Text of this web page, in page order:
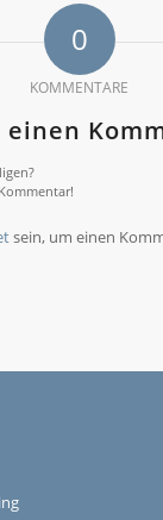
0
KOMMENTARE
sein, um einen